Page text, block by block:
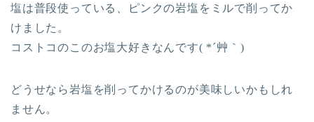
塩は普段使っている、ピンクの岩塩をミルで削ってか
けました。
コストコのこのお塩大好きなんです( *´艸｀)
どうせなら岩塩を削ってかけるのが美味しいかもしれ
ません。